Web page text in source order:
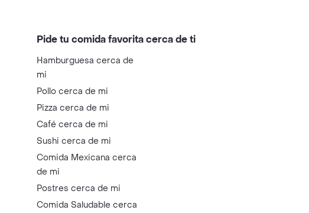
Pide tu comida favorita cerca de ti
Hamburguesa cerca de
mi
Pollo cerca de mi
Pizza cerca de mi
Café cerca de mi
Sushi cerca de mi
Comida Mexicana cerca
de mi
Postres cerca de mi
Comida Saludable cerca